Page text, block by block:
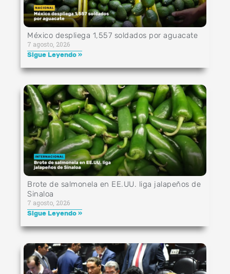
México despliega 1,557 soldados por aguacate
7 agosto, 2026
Sigue Leyendo »
Brote de salmonela en EE.UU. liga jalapeños de
Sinaloa
7 agosto, 2026
Sigue Leyendo »